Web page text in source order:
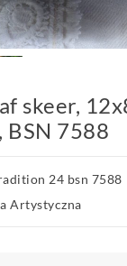
skeer,
BSN 7588
24 bsn 7588
Artystyczna